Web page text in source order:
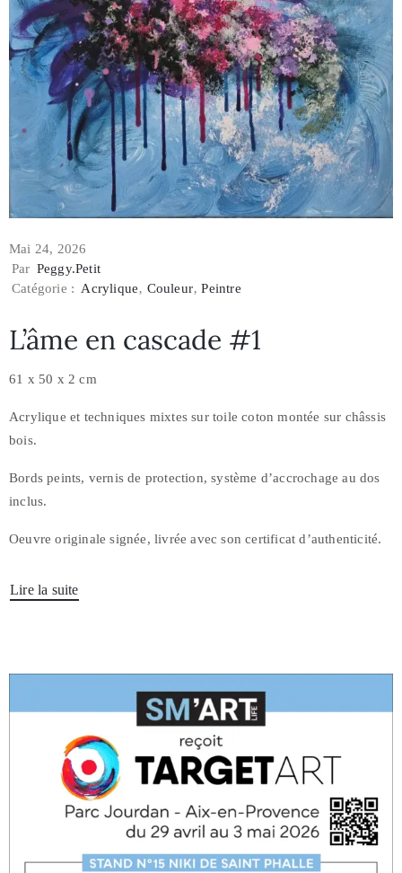
Mai 24, 2026
Par Peggy.petit
Catégorie : Acrylique‚ Couleur‚Peintre
L’âme en cascade #1
61 x 50 x 2 cm
Acrylique et techniques mixtes sur toile coton montée sur châssis
bois.
Bords peints, vernis de protection, système d’accrochage au dos
inclus.
Oeuvre originale signée, livrée avec son certificat d’authenticité.
Lire la suite